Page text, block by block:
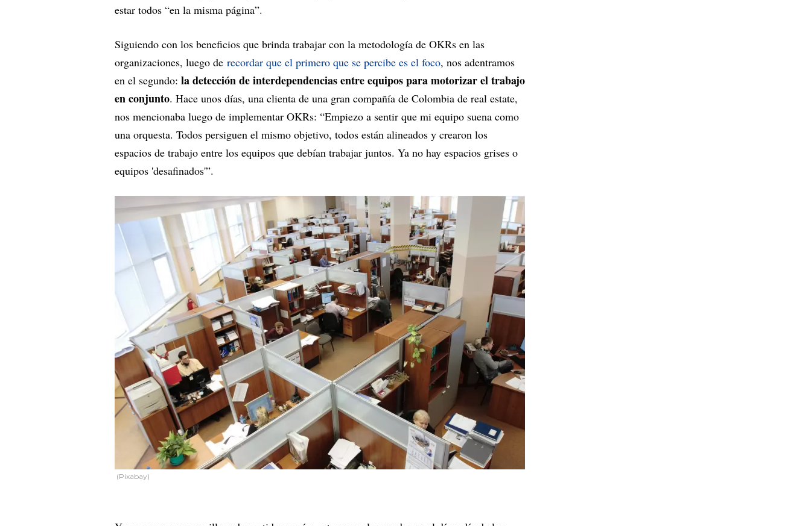
estar todos “en la misma página”.
Siguiendo con los beneficios que brinda trabajar con la metodología de OKRs en las
organizaciones, luego de recordar que el primero que se percibe es el foco, nos adentramos
en el segundo: la detección de interdependencias entre equipos para motorizar el trabajo
en conjunto. Hace unos días, una clienta de una gran compañía de Colombia de real estate,
nos mencionaba luego de implementar OKRs: “Empiezo a sentir que mi equipo suena como
una orquesta. Todos persiguen el mismo objetivo, todos están alineados y crearon los
espacios de trabajo entre los equipos que debían trabajar juntos. Ya no hay espacios grises o
equipos 'desafinados'”.
(Pixabay)